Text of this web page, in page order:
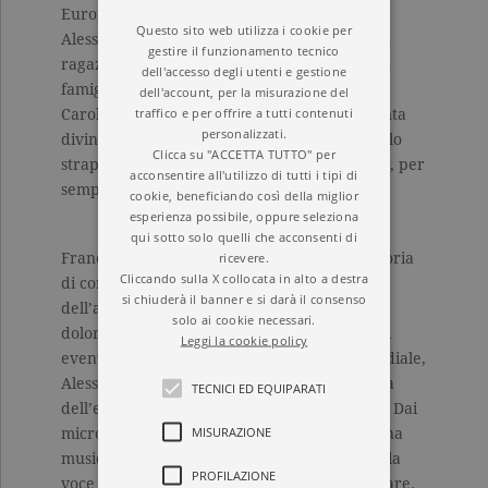
Europa. È proprio negli studi radiofonici che
Alessandro incontra Carolina Fitzgerald, una
ragazza italo-irlandese rifugiata a Bari con la
famiglia dopo il bombardamento di Roma.
Carolina è brillante, ironica, bellissima, e canta
divinamente. Le vite dei ragazzi, in bilico sullo
strapiombo del mondo, stanno per cambiare, per
sempre.
Francesco Carofiglio ci regala una grande storia
di coraggio, amicizia e amore in cui i sogni
dell’adolescenza si intrecciano alla realtà
dolorosa di un’Italia ferita. Sullo sfondo degli
eventi che segnano le sorti del conflitto mondiale,
Alessandro, Lallo e Carolina varcano la soglia
dell’età adulta, per non voltarsi più indietro. Dai
microfoni di Radio Bari suonano le note di una
musica nuova. Si alza una voce di speranza, la
voce di chi non si arrende e ha deciso di lottare.
Questo sito web utilizza i cookie per
gestire il funzionamento tecnico
dell'accesso degli utenti e gestione
dell'account, per la misurazione del
traffico e per offrire a tutti contenuti
personalizzati.
Clicca su "ACCETTA TUTTO" per
acconsentire all'utilizzo di tutti i tipi di
cookie, beneficiando così della miglior
esperienza possibile, oppure seleziona
qui sotto solo quelli che acconsenti di
ricevere.
Cliccando sulla X collocata in alto a destra
si chiuderà il banner e si darà il consenso
solo ai cookie necessari.
Leggi la cookie policy
TECNICI ED EQUIPARATI
MISURAZIONE
PROFILAZIONE